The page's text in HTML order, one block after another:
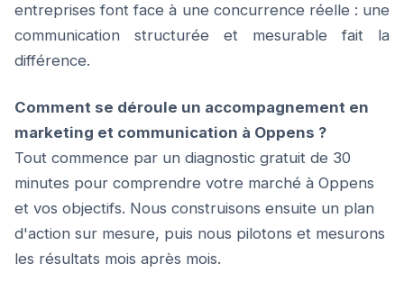
entreprises font face à une concurrence réelle : une
communication structurée et mesurable fait la
différence.
Comment se déroule un accompagnement en
marketing et communication à Oppens ?
Tout commence par un diagnostic gratuit de 30
minutes pour comprendre votre marché à Oppens
et vos objectifs. Nous construisons ensuite un plan
d'action sur mesure, puis nous pilotons et mesurons
les résultats mois après mois.